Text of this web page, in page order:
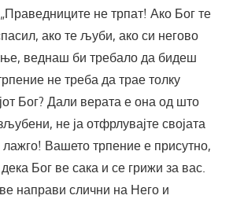
не трпат! Ако Бог те
ако те љуби, ако си негово
веднаш би требало да бидеш
не треба да трае толку
Бог? Дали верата е она од што
не ја отфрлувајте својата
Вашето трпение е присутно,
Бог ве сака и се грижи за вас.
направи слични на Него и